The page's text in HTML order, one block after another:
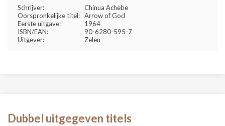
Schrijver:
Chinua Achebe
Oorspronkelijke titel: Arrow of God
Eerste uitgave:
1964
ISBN/EAN:
90-6280-595-7
Uitgever:
Zelen
Dubbel uitgegeven titels